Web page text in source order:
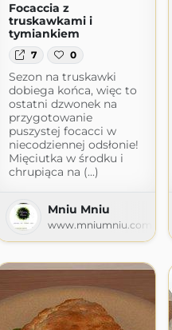
Focaccia z
truskawkami i
tymiankiem
7 0
Sezon na truskawki
dobiega końca, więc to
ostatni dzwonek na
przygotowanie
puszystej focacci w
niecodziennej odsłonie!
Mięciutka w środku i
chrupiąca na (...)
Mniu Mniu
www.mniumniu.com